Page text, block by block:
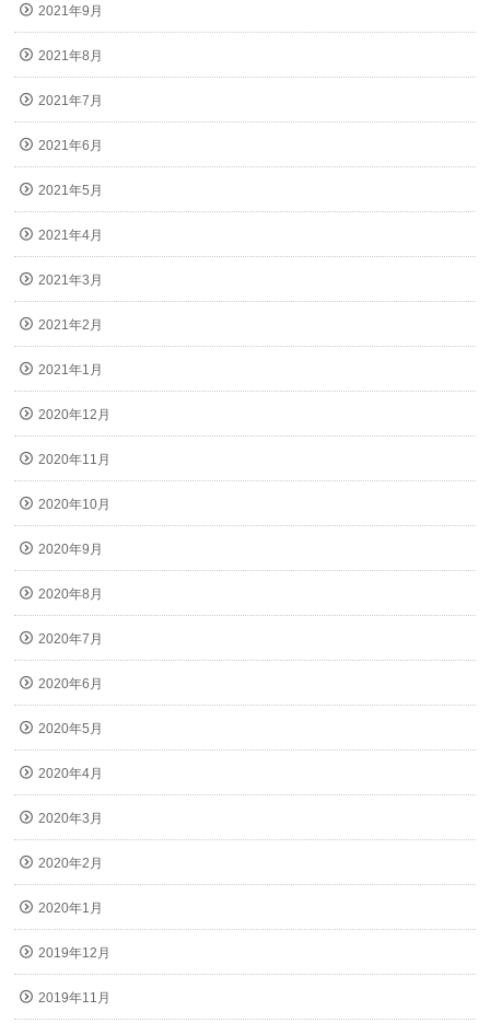
2021年9月
2021年8月
2021年7月
2021年6月
2021年5月
2021年4月
2021年3月
2021年2月
2021年1月
2020年12月
2020年11月
2020年10月
2020年9月
2020年8月
2020年7月
2020年6月
2020年5月
2020年4月
2020年3月
2020年2月
2020年1月
2019年12月
2019年11月